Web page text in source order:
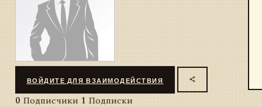
ВОЙДИТЕ ДЛЯ ВЗАИМОДЕЙСТВИЯ
0 Подписчики 1 Подписки